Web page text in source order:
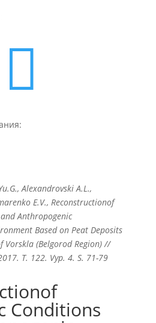

Alexandrovski A.L.,
E.V., Reconstructionof
Anthropogenic
Based on Peat Deposits
Vorskla (Belgorod Region) //
T. 122. Vyp. 4. S. 71-79
Conditions